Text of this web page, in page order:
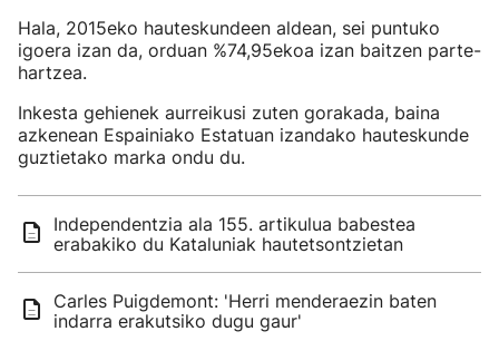
Hala, 2015eko hauteskundeen aldean, sei puntuko
igoera izan da, orduan %74,95ekoa izan baitzen parte-
hartzea.
Inkesta gehienek aurreikusi zuten gorakada, baina
azkenean Espainiako Estatuan izandako hauteskunde
guztietako marka ondu du.
Independentzia ala 155. artikulua babestea
erabakiko du Kataluniak hautetsontzietan
Carles Puigdemont: 'Herri menderaezin baten
indarra erakutsiko dugu gaur'